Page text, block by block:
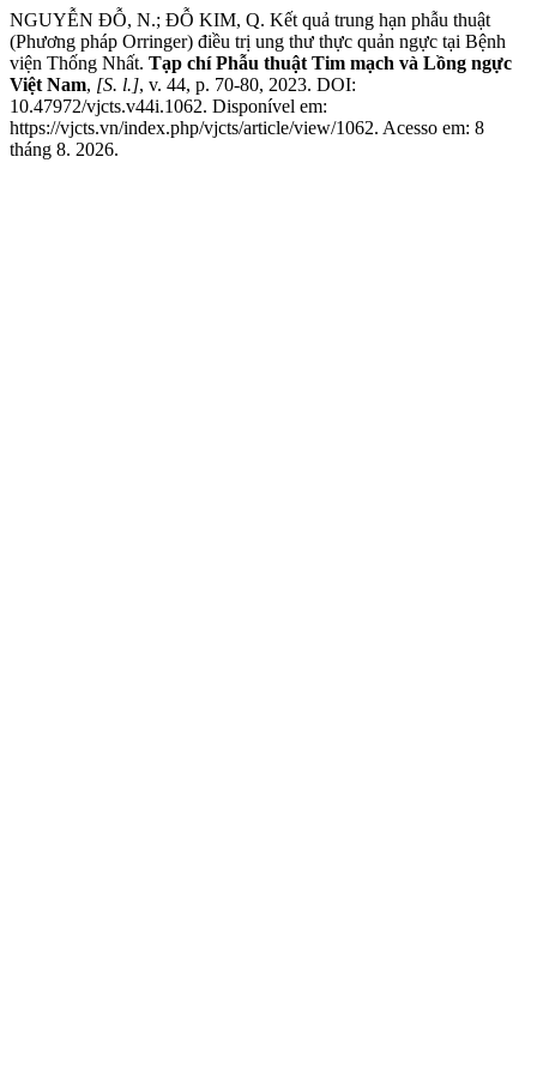
NGUYỄN ĐỖ, N.; ĐỖ KIM, Q. Kết quả trung hạn phẫu thuật
(Phương pháp Orringer) điều trị ung thư thực quản ngực tại Bệnh
viện Thống Nhất. Tạp chí Phẫu thuật Tim mạch và Lồng ngực
Việt Nam, [S. l.], v. 44, p. 70-80, 2023. DOI:
10.47972/vjcts.v44i.1062. Disponível em:
https://vjcts.vn/index.php/vjcts/article/view/1062. Acesso em: 8
tháng 8. 2026.